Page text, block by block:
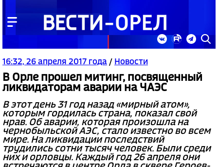
16:32, 26 апреля 2017 года / Новости
В Орле прошел митинг, посвященный
ликвидаторам аварии на ЧАЭС
В этот день 31 год назад «мирный атом»,
которым гордилась страна, показал свой
нрав. Об аварии, которая произошла на
чернобыльской АЭС, стало известно во всем
мире. На ликвидации последствий
трудились сотни тысяч человек. Были среди
них и орловцы. Каждый год 26 апреля они